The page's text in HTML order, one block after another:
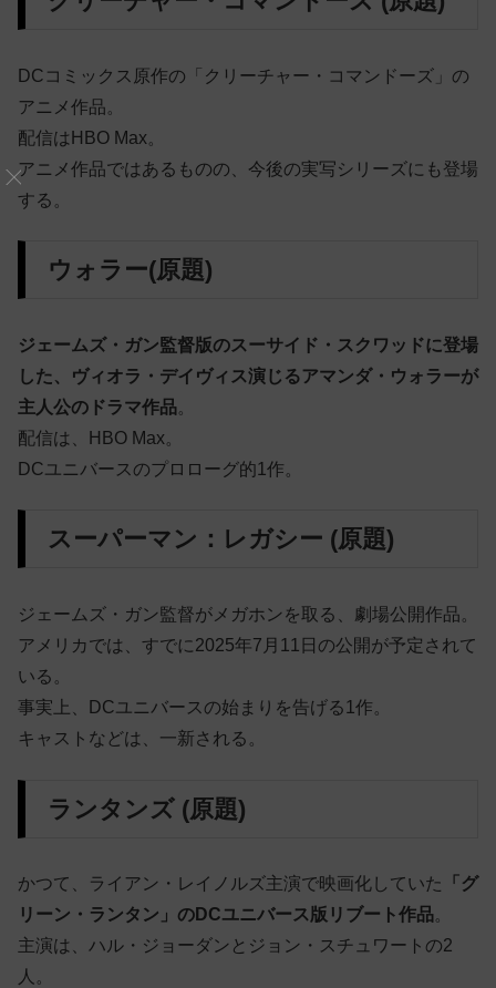
DCコミックス原作の「クリーチャー・コマンドーズ」の
アニメ作品。
配信はHBO Max。
アニメ作品ではあるものの、今後の実写シリーズにも登場
する。
ウォラー(原題)
ジェームズ・ガン監督版のスーサイド・スクワッドに登場
した、ヴィオラ・デイヴィス演じるアマンダ・ウォラーが
主人公のドラマ作品。
配信は、HBO Max。
DCユニバースのプロローグ的1作。
スーパーマン：レガシー (原題)
ジェームズ・ガン監督がメガホンを取る、劇場公開作品。
アメリカでは、すでに2025年7月11日の公開が予定されて
いる。
事実上、DCユニバースの始まりを告げる1作。
キャストなどは、一新される。
ランタンズ (原題)
かつて、ライアン・レイノルズ主演で映画化していた
「グ
リーン・ランタン」のDCユニバース版リブート作品。
主演は、ハル・ジョーダンとジョン・スチュワートの2
人。